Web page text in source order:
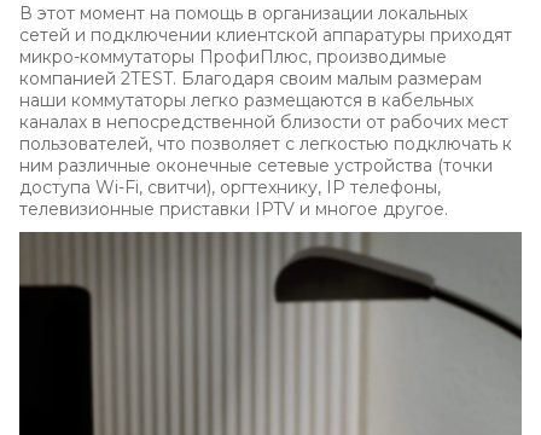
В этот момент на помощь в организации локальных
сетей и подключении клиентской аппаратуры приходят
микро-коммутаторы ПрофиПлюс, производимые
компанией 2TEST. Благодаря своим малым размерам
наши коммутаторы легко размещаются в кабельных
каналах в непосредственной близости от рабочих мест
пользователей, что позволяет с легкостью подключать к
ним различные оконечные сетевые устройства (точки
доступа Wi-Fi, свитчи), оргтехнику, IP телефоны,
телевизионные приставки IPTV и многое другое.